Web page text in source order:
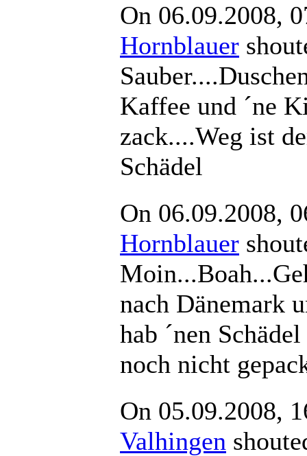
On 06.09.2008,
Hornblauer
Kaffee und ´ne
zack....Weg ist
Schädel
On 06.09.2008,
Hornblauer
nach Dänemark
hab ´nen
noch nicht
On 05.09.2008,
Valhingen